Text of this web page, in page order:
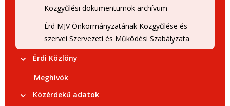
Közgyűlési dokumentumok archívum
Érd MJV Önkormányzatának Közgyűlése és
szervei Szervezeti és Működési Szabályzata
Érdi Közlöny
Meghívók
Közérdekű adatok